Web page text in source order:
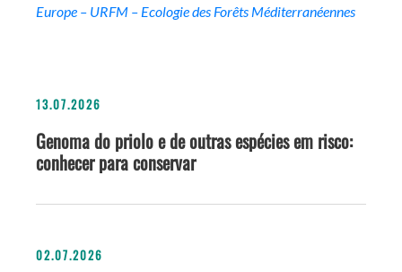
Europe – URFM – Ecologie des Forêts Méditerranéennes
13.07.2026
Genoma do priolo e de outras espécies em risco:
conhecer para conservar
02.07.2026